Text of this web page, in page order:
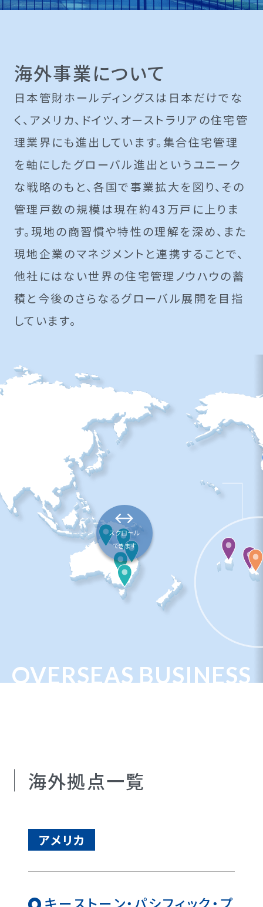
海外事業について
日本管財ホールディングスは日本だけでな
く、アメリカ、ドイツ、オーストラリアの住宅管
理業界にも進出しています。集合住宅管理
を軸にしたグローバル進出というユニーク
な戦略のもと、各国で事業拡大を図り、その
管理戸数の規模は現在約43万戸に上りま
す。現地の商習慣や特性の理解を深め、また
現地企業のマネジメントと連携することで、
他社にはない世界の住宅管理ノウハウの蓄
積と今後のさらなるグローバル展開を目指
しています。
スクロール
できます
OVERSEAS BUSINESS
海外拠点一覧
アメリカ